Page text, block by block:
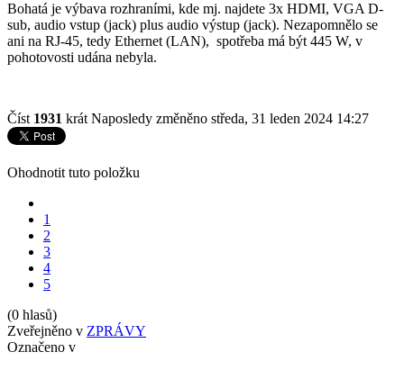
Bohatá je výbava rozhraními, kde mj. najdete 3x HDMI, VGA D-
sub, audio vstup (jack) plus audio výstup (jack). Nezapomnělo se
ani na RJ-45, tedy Ethernet (LAN), spotřeba má být 445 W, v
pohotovosti udána nebyla.
Číst 1931 krát Naposledy změněno středa, 31 leden 2024 14:27
Ohodnotit tuto položku
1
2
3
4
5
(0 hlasů)
Zveřejněno v ZPRÁVY
Označeno v